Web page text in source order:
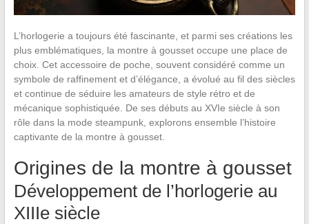
L’horlogerie a toujours été fascinante, et parmi ses créations les
plus emblématiques, la montre à gousset occupe une place de
choix. Cet accessoire de poche, souvent considéré comme un
symbole de raffinement et d’élégance, a évolué au fil des siècles
et continue de séduire les amateurs de style rétro et de
mécanique sophistiquée. De ses débuts au XVIe siècle à son
rôle dans la mode steampunk, explorons ensemble l’histoire
captivante de la montre à gousset.
Origines de la montre à gousset
Développement de l’horlogerie au
XIIIe siècle